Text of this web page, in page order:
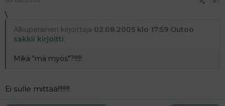
\
Alkuperäinen kirjoittaja 02.08.2005 klo 17:59 Outoo
sakkii kirjoitti:
Mikä "mä myös"?!!!!!
Ei sulle mittää!!!!!!!!